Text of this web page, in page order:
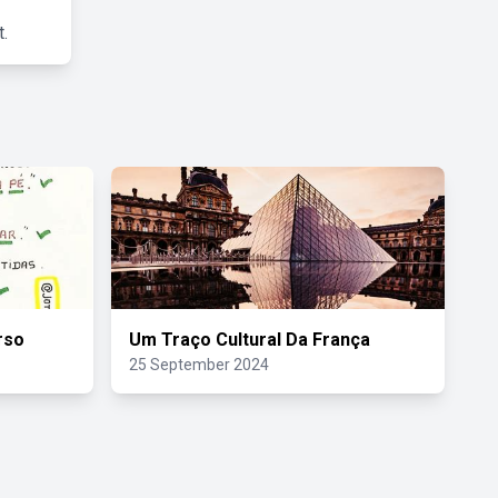
Um Traço Cultural Da França
25 September 2024